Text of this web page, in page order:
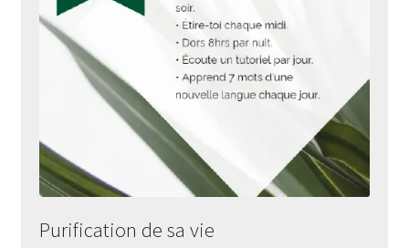
Purification de sa vie